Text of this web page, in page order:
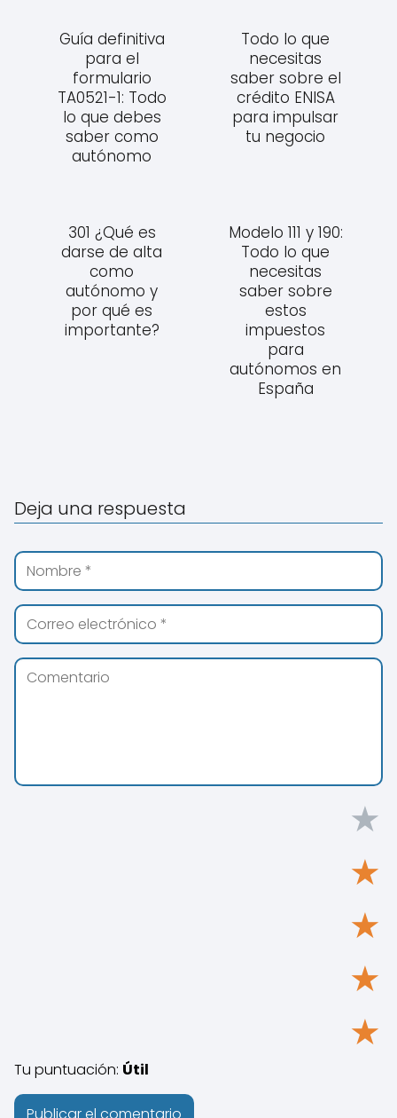
Guía definitiva
para el
formulario
TA0521-1: Todo
lo que debes
saber como
autónomo
Todo lo que
necesitas
saber sobre el
crédito ENISA
para impulsar
tu negocio
301 ¿Qué es
darse de alta
como
autónomo y
por qué es
importante?
Modelo 111 y 190:
Todo lo que
necesitas
saber sobre
estos
impuestos
para
autónomos en
España
Deja una respuesta
★
★
★
★
★
Tu puntuación: Útil